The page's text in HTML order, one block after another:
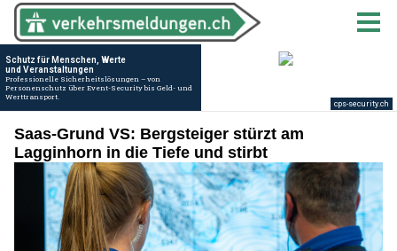
Saas-Grund VS: Bergsteiger stürzt am
Lagginhorn in die Tiefe und stirbt